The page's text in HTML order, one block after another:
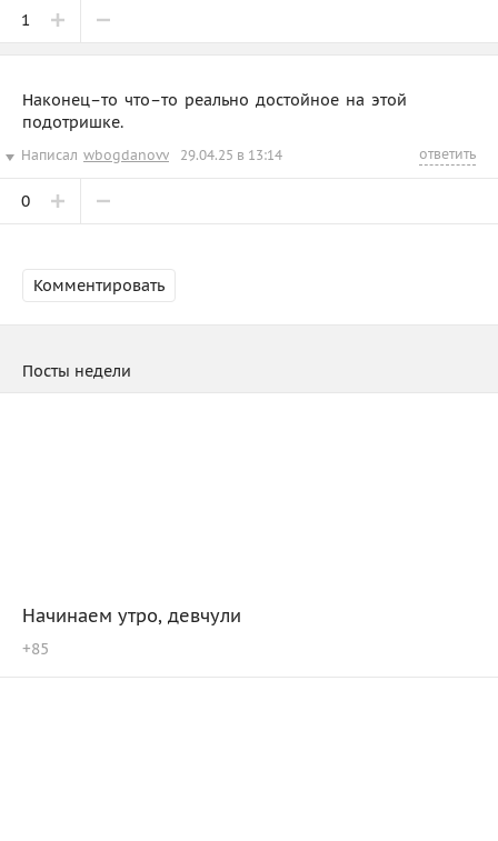
1
Наконец–то что–то реально достойное на этой
подотришке.
Написал wbogdanovv 29.04.25 в 13:14 ответить
0
Комментировать
Посты недели
Начинаем утро, девчули
+85